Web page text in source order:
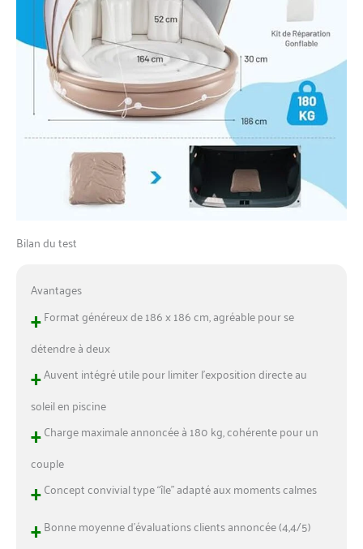
Bilan du test
Avantages
+Format généreux de 186 x 186 cm, agréable pour se
détendre à deux
+Auvent intégré utile pour limiter l’exposition directe au
soleil en piscine
+Charge maximale annoncée à 180 kg, cohérente pour un
couple
+Concept convivial type “île” adapté aux moments calmes
+Bonne moyenne d’évaluations clients annoncée (4,4/5)